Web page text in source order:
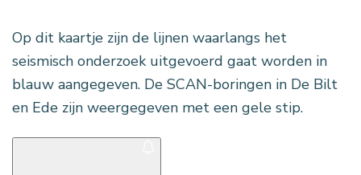
Op dit kaartje zijn de lijnen waarlangs het
seismisch onderzoek uitgevoerd gaat worden in
blauw aangegeven. De SCAN-boringen in De Bilt
en Ede zijn weergegeven met een gele stip.